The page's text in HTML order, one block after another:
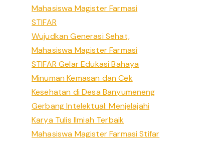
Mahasiswa Magister Farmasi
STIFAR
Wujudkan Generasi Sehat,
Mahasiswa Magister Farmasi
STIFAR Gelar Edukasi Bahaya
Minuman Kemasan dan Cek
Kesehatan di Desa Banyumeneng
Gerbang Intelektual: Menjelajahi
Karya Tulis Ilmiah Terbaik
Mahasiswa Magister Farmasi Stifar